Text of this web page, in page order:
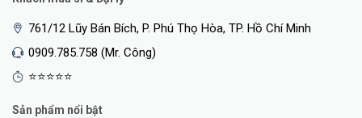
761/12 Lũy Bán Bích, P. Phú Thọ Hòa, TP. Hồ Chí Minh
0909.785.758 (Mr. Công)
⭐⭐⭐⭐⭐
Sản phẩm nổi bật